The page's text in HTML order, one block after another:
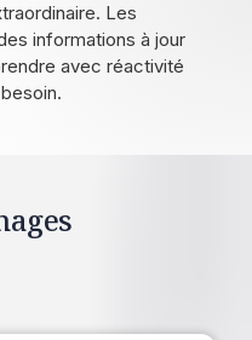
Les
informations à jour
avec réactivité